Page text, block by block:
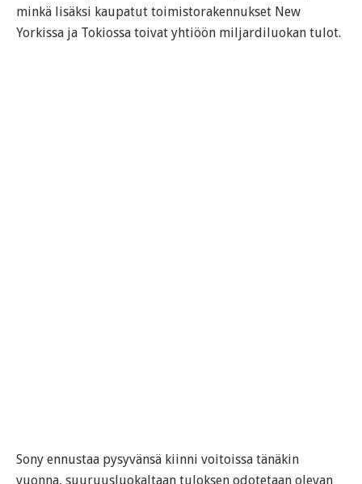
minkä lisäksi kaupatut toimistorakennukset New
Yorkissa ja Tokiossa toivat yhtiöön miljardiluokan tulot.
Sony ennustaa pysyvänsä kiinni voitoissa tänäkin
vuonna, suuruusluokaltaan tuloksen odotetaan olevan